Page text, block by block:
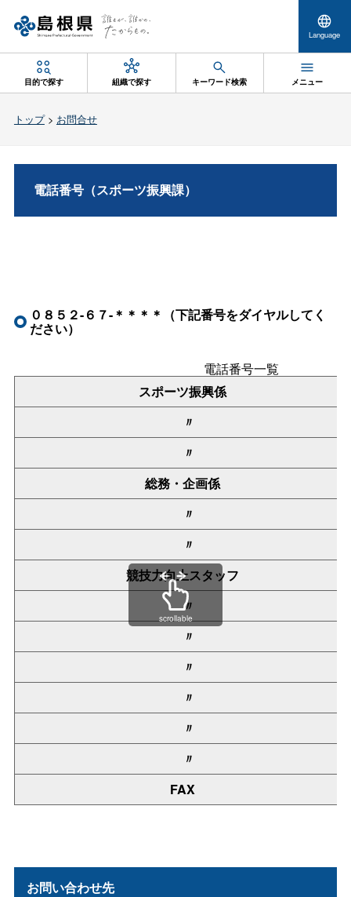
Language
目的で探す 組織で探す キーワード検索 メニュー
トップ> お問合せ
電話番号（スポーツ振興課）
０８５２-６７-＊＊＊＊（下記番号をダイヤルしてく
ださい）
電話番号一覧
スポーツ振興係
〃
〃
総務・企画係
〃
〃
競技力向上スタッフ
〃
〃
〃
〃
〃
〃
FAX
scrollable
お問い合わせ先